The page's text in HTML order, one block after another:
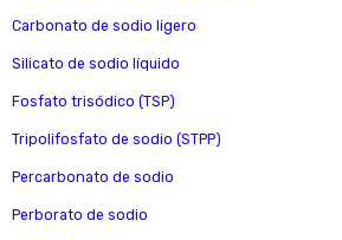
Carbonato de sodio ligero
Silicato de sodio líquido
Fosfato trisódico (TSP)
Tripolifosfato de sodio (STPP)
Percarbonato de sodio
Perborato de sodio